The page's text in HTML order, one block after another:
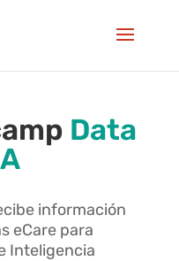
Data
información
eCare para
Inteligencia